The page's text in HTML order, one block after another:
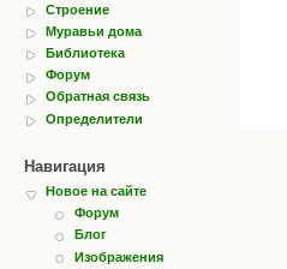
Строение
Муравьи дома
Библиотека
Форум
Обратная связь
Определители
Навигация
Новое на сайте
Форум
Блог
Изображения